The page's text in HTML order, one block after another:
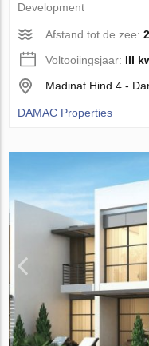
Development
Afstand tot de zee:
Voltooiingsjaar: III
Madinat Hind 4 -
DAMAC Properties